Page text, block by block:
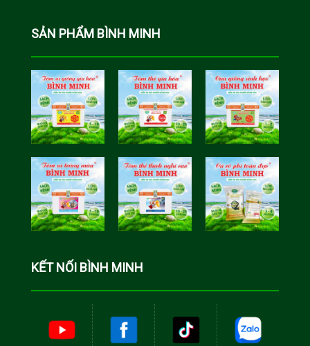
SẢN PHẨM BÌNH MINH
Hóa Bình
Minh
Học Bình
Minh
KẾT NỐI BÌNH MINH